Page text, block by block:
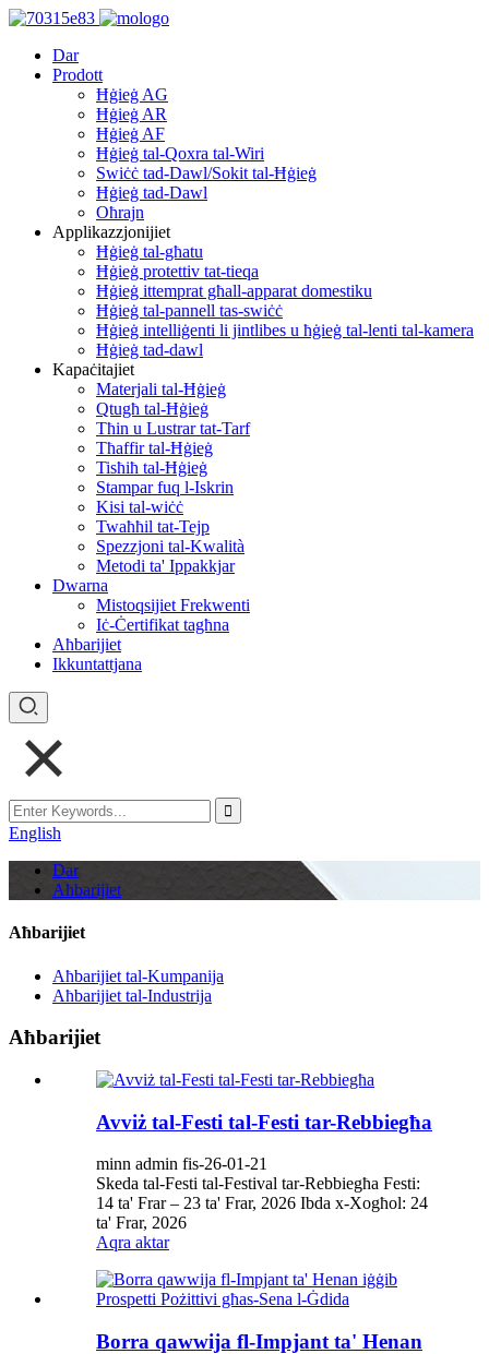
Dar
Prodott
Ħġieġ AG
Ħġieġ AR
Ħġieġ AF
Ħġieġ tal-Qoxra tal-Wiri
Swiċċ tad-Dawl/Sokit tal-Ħġieġ
Ħġieġ tad-Dawl
Oħrajn
Applikazzjonijiet
Ħġieġ tal-għatu
Ħġieġ protettiv tat-tieqa
Ħġieġ ittemprat għall-apparat domestiku
Ħġieġ tal-pannell tas-swiċċ
Ħġieġ intelliġenti li jintlibes u ħġieġ tal-lenti tal-kamera
Ħġieġ tad-dawl
Kapaċitajiet
Materjali tal-Ħġieġ
Qtugħ tal-Ħġieġ
Tħin u Lustrar tat-Tarf
Tħaffir tal-Ħġieġ
Tisħiħ tal-Ħġieġ
Stampar fuq l-Iskrin
Kisi tal-wiċċ
Twaħħil tat-Tejp
Spezzjoni tal-Kwalità
Metodi ta' Ippakkjar
Dwarna
Mistoqsijiet Frekwenti
Iċ-Ċertifikat tagħna
Aħbarijiet
Ikkuntattjana
English
Dar
Aħbarijiet
Aħbarijiet
Aħbarijiet tal-Kumpanija
Aħbarijiet tal-Industrija
Aħbarijiet
Avviż tal-Festi tal-Festi tar-Rebbiegħa
minn admin fis-26-01-21
Skeda tal-Festi tal-Festival tar-Rebbiegħa Festi:
14 ta' Frar – 23 ta' Frar, 2026 Ibda x-Xogħol: 24
ta' Frar, 2026
Aqra aktar
Borra qawwija fl-Impjant ta' Henan